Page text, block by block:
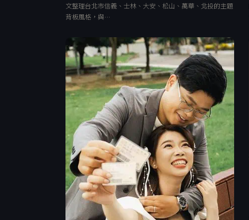
文整理台北市信義、士林、大安、松山、萬華、北投的主題
背板風格，與…